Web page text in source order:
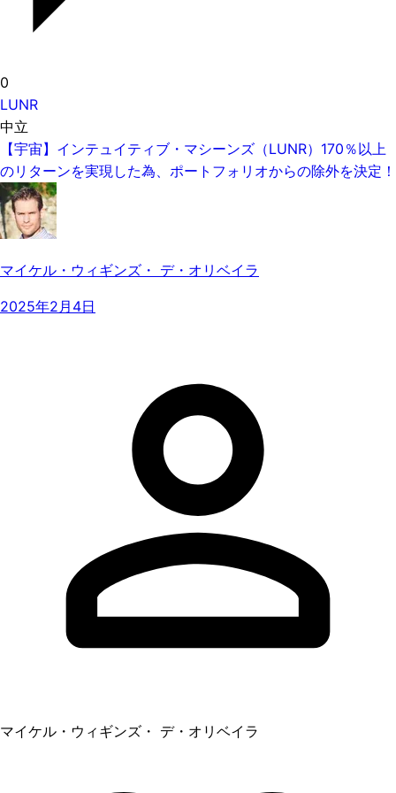
0
LUNR
中立
【宇宙】インテュイティブ・マシーンズ（LUNR）170％以上
のリターンを実現した為、ポートフォリオからの除外を決定！
マイケル・ウィギンズ・ デ・オリベイラ
2025年2月4日
マイケル・ウィギンズ・ デ・オリベイラ